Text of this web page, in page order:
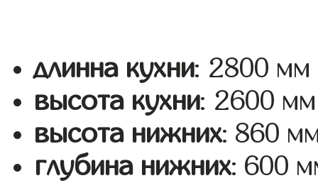
длинна кухни: 2800 мм
высота кухни: 2600 мм
высота нижних: 860
глубина нижних: 600